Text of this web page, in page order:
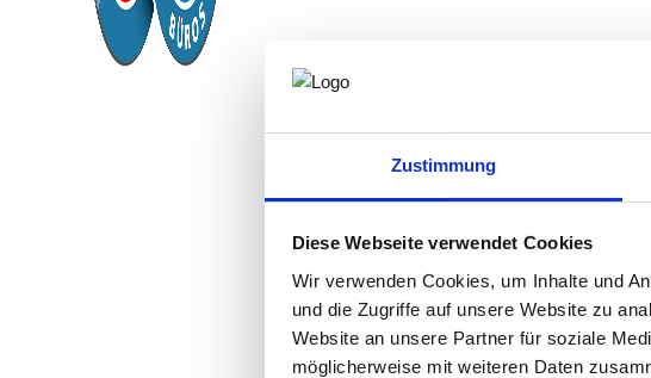
Zustimmung
Diese Webseite verwendet Cookies
Wir verwenden Cookies, um Inhalte und
und die Zugriffe auf unsere Website zu
Website an unsere Partner für soziale
möglicherweise mit weiteren Daten